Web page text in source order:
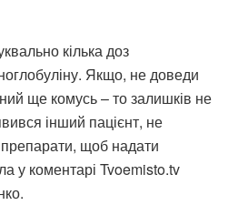
кілька доз
Якщо, не доведи
ще комусь – то залишків не
інший пацієнт, не
щоб надати
у коментарі Tvoemisto.tv